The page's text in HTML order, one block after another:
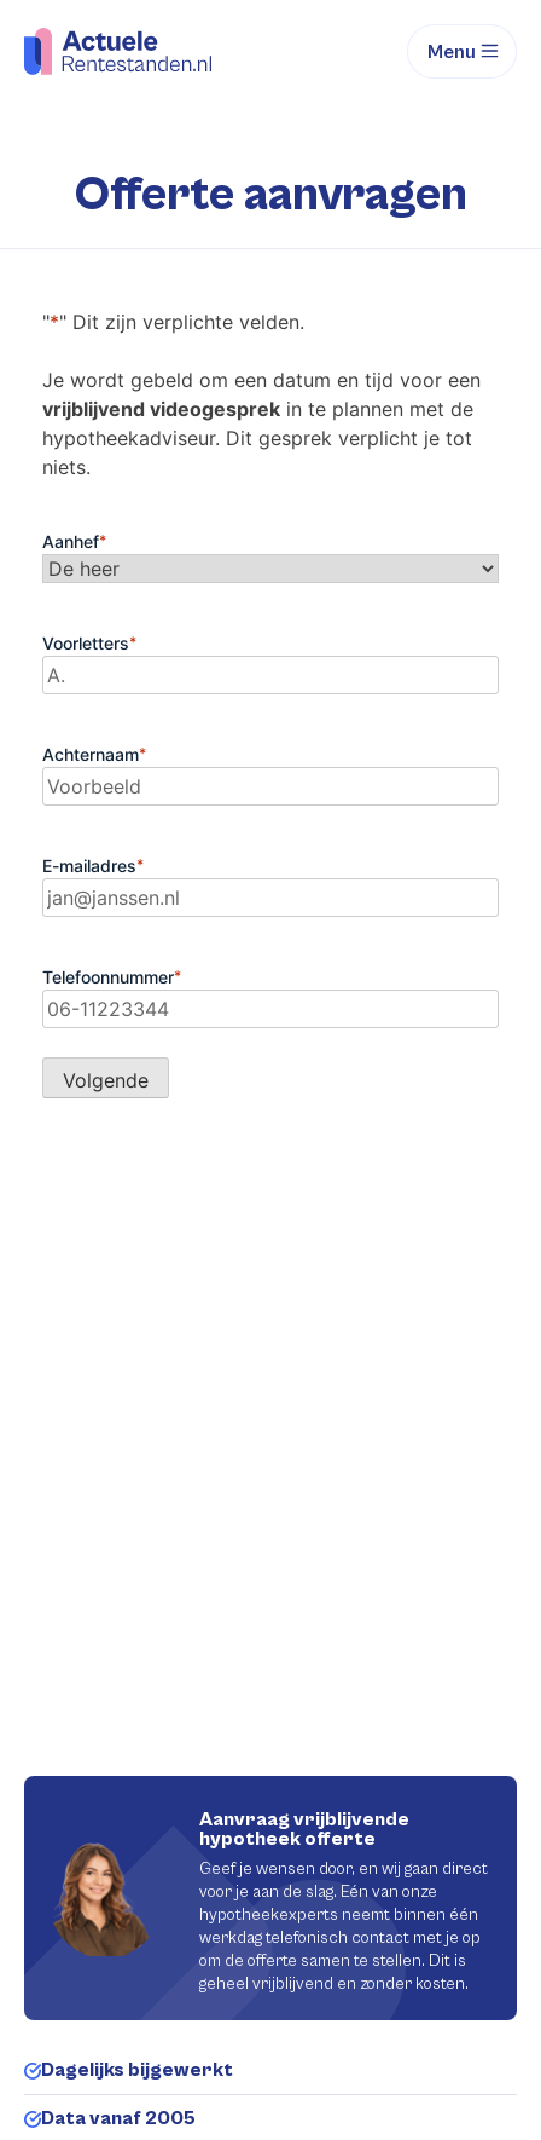
Menu
Offerte aanvragen
Aanvraag vrijblijvende
hypotheek offerte
Geef je wensen door, en wij gaan direct
voor je aan de slag. Eén van onze
hypotheekexperts neemt binnen één
werkdag telefonisch contact met je op
om de offerte samen te stellen. Dit is
geheel vrijblijvend en zonder kosten.
Dagelijks bijgewerkt
Data vanaf 2005